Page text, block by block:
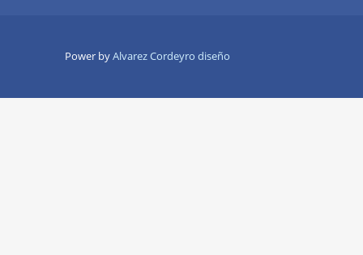
Power byAlvarez Cordeyro diseño